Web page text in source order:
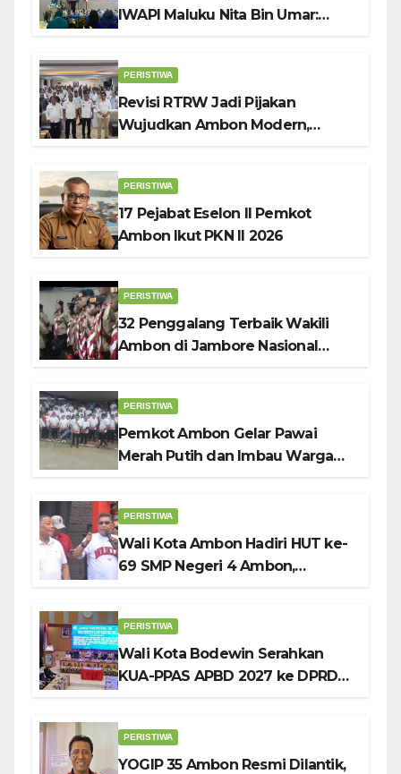
IWAPI Maluku Nita Bin Umar:
PERISTIWA
Revisi RTRW Jadi Pijakan
Wujudkan Ambon Modern,
PERISTIWA
17 Pejabat Eselon II Pemkot
Ambon Ikut PKN II 2026
PERISTIWA
32 Penggalang Terbaik Wakili
Ambon di Jambore Nasional
PERISTIWA
Pemkot Ambon Gelar Pawai
Merah Putih dan Imbau Warga
PERISTIWA
Wali Kota Ambon Hadiri HUT ke-
69 SMP Negeri 4 Ambon,
PERISTIWA
Wali Kota Bodewin Serahkan
KUA-PPAS APBD 2027 ke DPRD
PERISTIWA
YOGIP 35 Ambon Resmi Dilantik,